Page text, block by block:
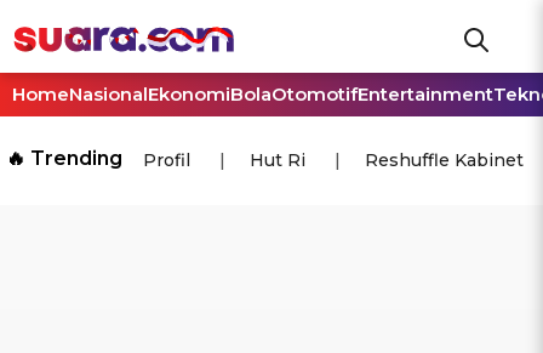
HomeNasionalEkonomiBolaOtomotifEntertainment
🔥 Trending Profil Hut Ri Reshuffle Kabinet